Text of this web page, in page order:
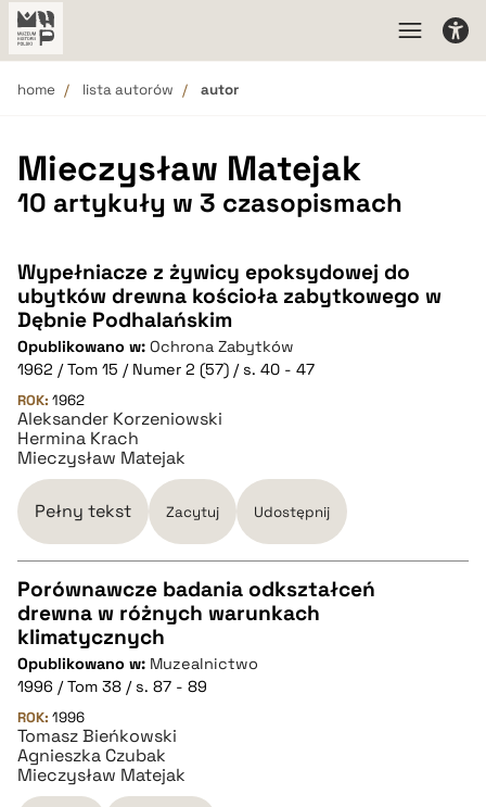
home lista autorów autor
Mieczysław Matejak
10 artykuły w 3 czasopismach
Wypełniacze z żywicy epoksydowej do
ubytków drewna kościoła zabytkowego w
Dębnie Podhalańskim
Opublikowano w: Ochrona Zabytków
1962 / Tom 15 / Numer 2 (57) / s. 40 - 47
ROK: 1962
Aleksander Korzeniowski
Hermina Krach
Mieczysław Matejak
Pełny tekst Zacytuj Udostępnij
CZYSTY TEKST
pobierz cytat
BIBTEX
Porównawcze badania odkształceń
drewna w różnych warunkach
klimatycznych
Opublikowano w: Muzealnictwo
1996 / Tom 38 / s. 87 - 89
ROK: 1996
Tomasz Bieńkowski
Agnieszka Czubak
Mieczysław Matejak